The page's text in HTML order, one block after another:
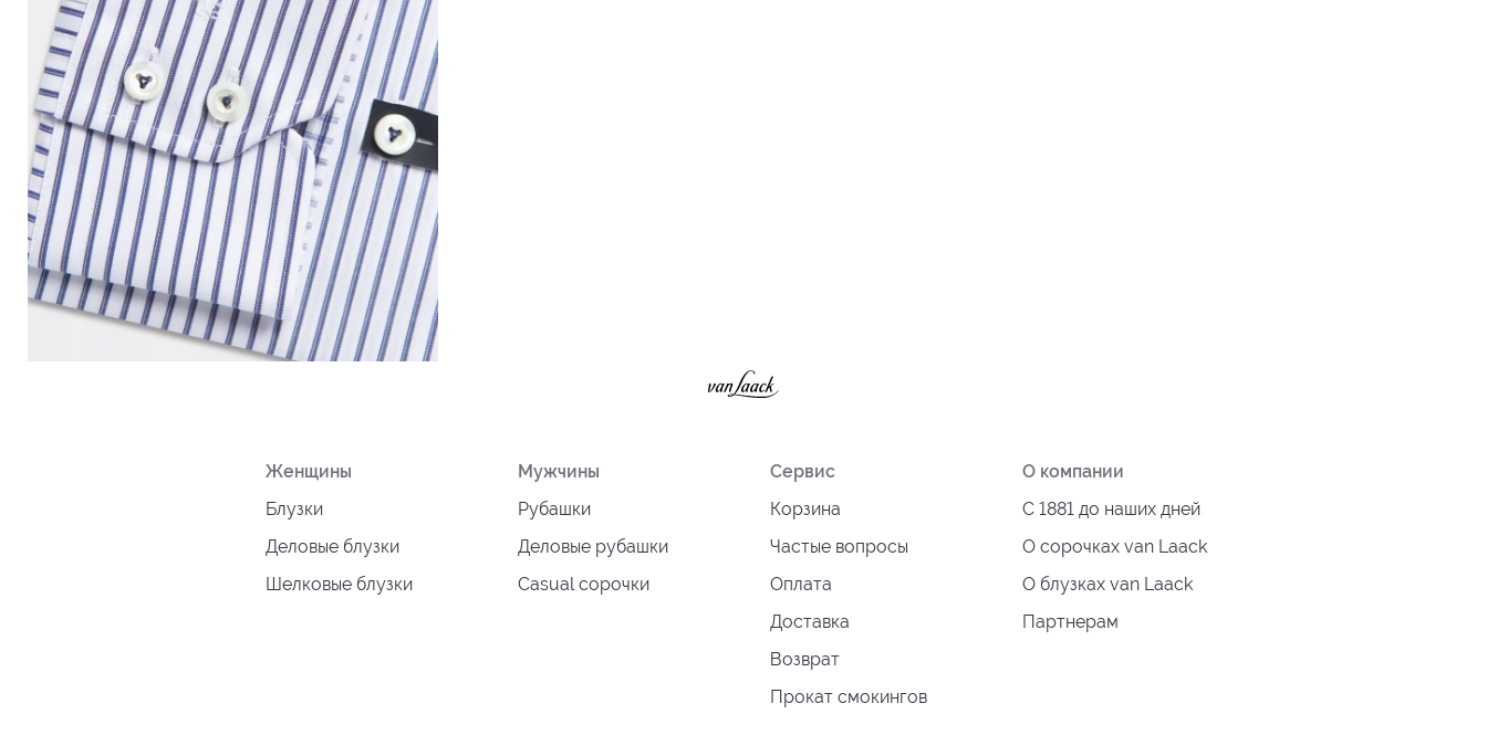
Женщины
Блузки
Деловые блузки
Шелковые блузки
Мужчины
Рубашки
Деловые рубашки
Casual сорочки
Сервис
Корзина
Частые вопросы
Оплата
Доставка
Возврат
Прокат смокингов
О компании
С 1881 до наших дней
О сорочках van Laack
О блузках van Laack
Партнерам